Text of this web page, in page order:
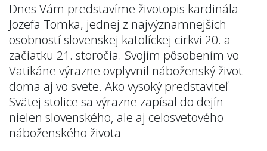
Dnes Vám predstavíme životopis kardinála
Jozefa Tomka, jednej z najvýznamnejších
osobností slovenskej katolíckej cirkvi 20. a
začiatku 21. storočia. Svojím pôsobením vo
Vatikáne výrazne ovplyvnil náboženský život
doma aj vo svete. Ako vysoký predstaviteľ
Svätej stolice sa výrazne zapísal do dejín
nielen slovenského, ale aj celosvetového
náboženského života